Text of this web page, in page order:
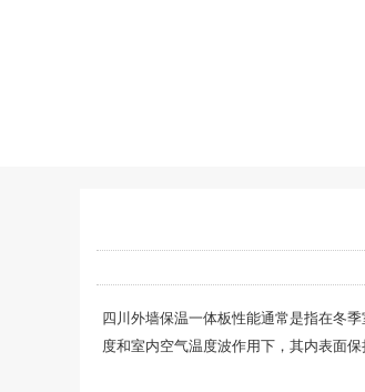
四川外墙保温一体板性能通常是指在冬
度和室内空气温度波作用下，其内表面保